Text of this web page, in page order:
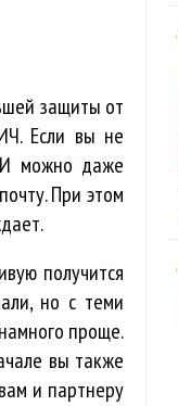
защиты от
Если вы не
И можно даже
При этом
получится
но с теми
проще.
вы также
и партнеру